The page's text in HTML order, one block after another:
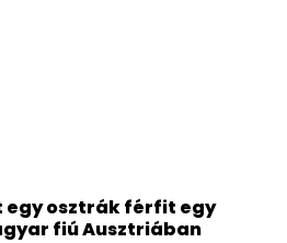
egy osztrák férfit egy
fiú Ausztriában